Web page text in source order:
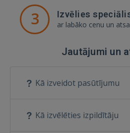
3 Izvēlies
ar labāko cenu un
Jautājumi un
Kā izveidot pasūtījumu
Kā izvēlēties izpildītāju